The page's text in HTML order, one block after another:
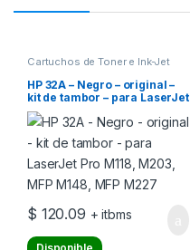
Cartuchos de Toner e Ink-Jet
HP 32A – Negro – original –
kit de tambor – para LaserJet
Pro M118, M203, MFP M148,
MFP M227
$ 120.09 + itbms